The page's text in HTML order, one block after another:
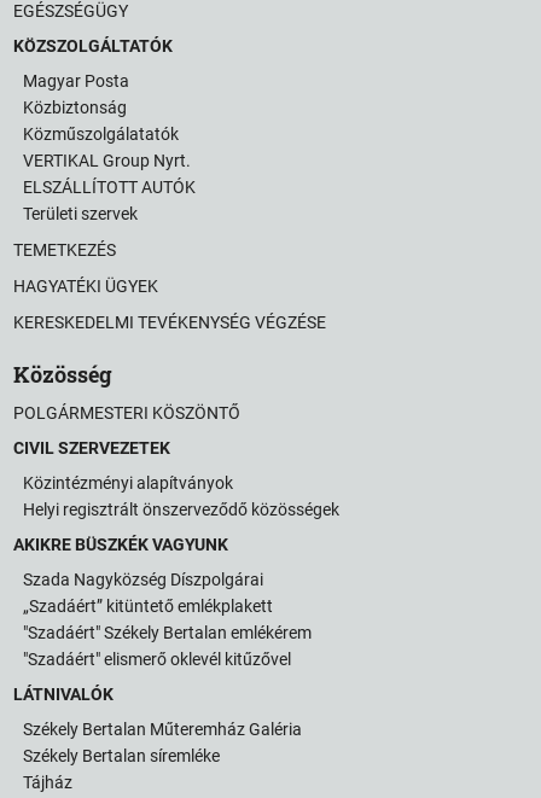
EGÉSZSÉGÜGY
KÖZSZOLGÁLTATÓK
Magyar Posta
Közbiztonság
Közműszolgálatatók
VERTIKAL Group Nyrt.
ELSZÁLLÍTOTT AUTÓK
Területi szervek
TEMETKEZÉS
HAGYATÉKI ÜGYEK
KERESKEDELMI TEVÉKENYSÉG VÉGZÉSE
Közösség
POLGÁRMESTERI KÖSZÖNTŐ
CIVIL SZERVEZETEK
Közintézményi alapítványok
Helyi regisztrált önszerveződő közösségek
AKIKRE BÜSZKÉK VAGYUNK
Szada Nagyközség Díszpolgárai
„Szadáért” kitüntető emlékplakett
"Szadáért" Székely Bertalan emlékérem
"Szadáért" elismerő oklevél kitűzővel
LÁTNIVALÓK
Székely Bertalan Műteremház Galéria
Székely Bertalan síremléke
Tájház